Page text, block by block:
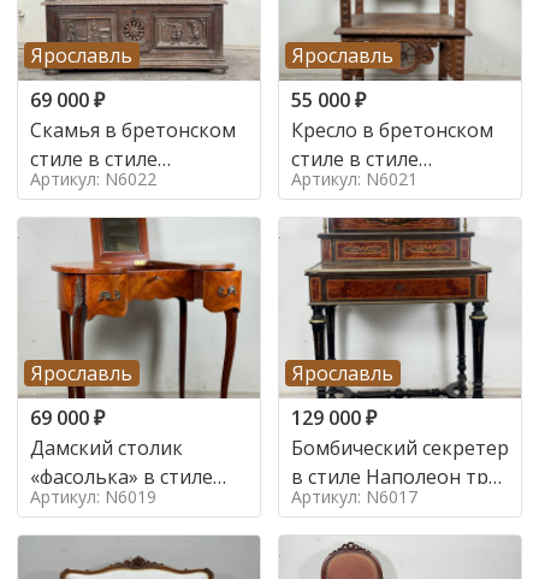
Ярославль
69 000₽
Скамья в бретонском
стиле в стиле
Артикул: N6022
Ярославль
55 000₽
Кресло в бретонском
стиле в стиле
Артикул: N6021
Ярославль
69 000₽
Дамский столик
«фасолька» в стиле
Луи 16,
Артикул: N6019
Ярославль
129 000₽
Бомбический секретер
в стиле Наполеон труа
в стиле
Артикул: N6017